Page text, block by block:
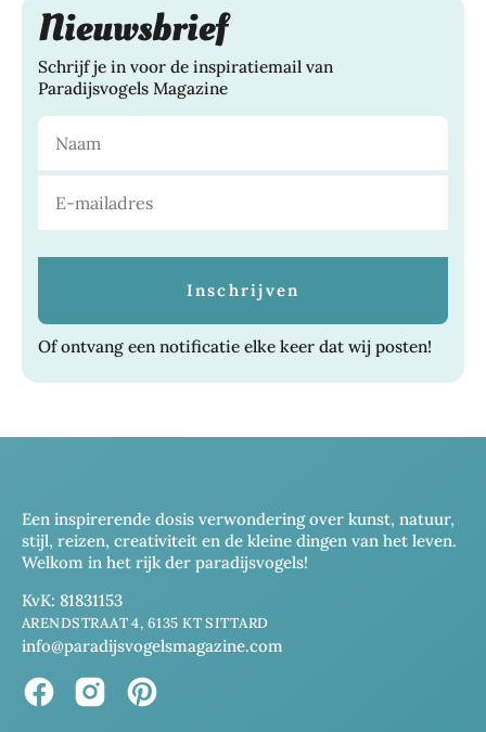
Nieuwsbrief
Schrijf je in voor de inspiratiemail van
Paradijsvogels Magazine
Of ontvang een notificatie elke keer dat wij posten!
Een inspirerende dosis verwondering over kunst, natuur,
stijl, reizen, creativiteit en de kleine dingen van het leven.
Welkom in het rijk der paradijsvogels!
KvK: 81831153
ARENDSTRAAT 4, 6135 KT SITTARD
info@paradijsvogelsmagazine.com